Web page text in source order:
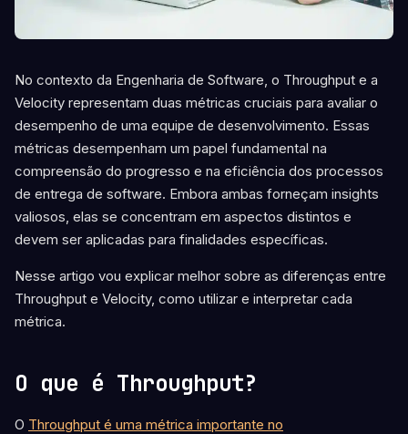
No contexto da Engenharia de Software, o Throughput e a
Velocity representam duas métricas cruciais para avaliar o
desempenho de uma equipe de desenvolvimento. Essas
métricas desempenham um papel fundamental na
compreensão do progresso e na eficiência dos processos
de entrega de software. Embora ambas forneçam insights
valiosos, elas se concentram em aspectos distintos e
devem ser aplicadas para finalidades específicas.
Nesse artigo vou explicar melhor sobre as diferenças entre
Throughput e Velocity, como utilizar e interpretar cada
métrica.
O que é Throughput?
O Throughput é uma métrica importante no